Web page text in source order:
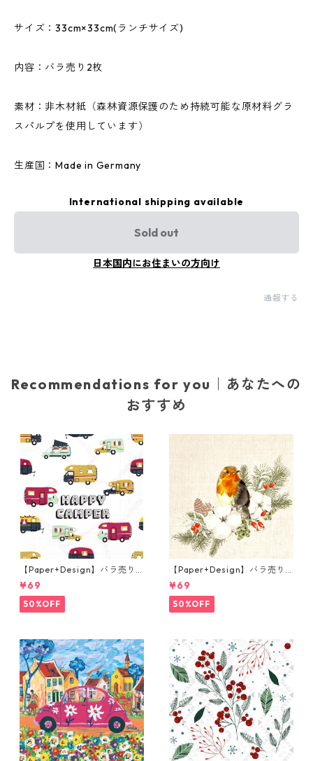
サイズ：33cm×33cm(ランチサイズ)
内容：バラ売り2枚
素材：非木材紙（森林資源保護のため持続可能な原材料グラ
スパルプを使用しています）
生産国：Made in Germany
International shipping available
Sold out
日本国内にお住まいの方向け
通報する
Recommendations for you｜あなたへの
おすすめ
【Paper+Design】バラ売り2
枚 ランチサイズ ペーパーナプ
キン Happy Camper ホワイト
¥69
50%OFF
【Paper+Design】バラ売り2
枚 ランチサイズ ペーパーナプ
キン Robin Forest ベージュ
¥69
50%OFF